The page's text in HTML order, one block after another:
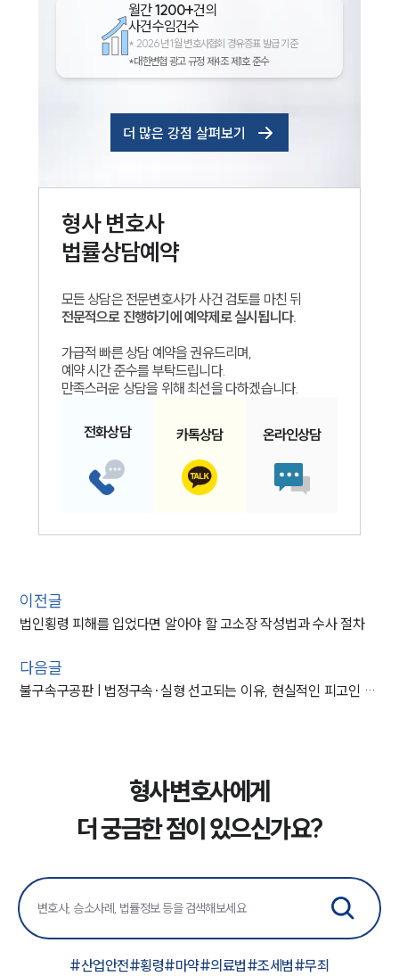
월간1200+건의
사건수임건수
* 2026년 1월 변호사협회 경유증표 발급 기준
*대한변협 광고 규정 제4조 제1호 준수
더 많은 강점 살펴보기
형사변호사
법률상담예약
모든 상담은 전문변호사가 사건 검토를 마친 뒤
전문적으로 진행하기에 예약제로 실시됩니다.
가급적 빠른 상담 예약을 권유드리며,
예약 시간 준수를 부탁드립니다.
만족스러운 상담을 위해 최선을 다하겠습니다.
전화상담 카톡상담 온라인상담
이전글
법인횡령 피해를 입었다면 알아야 할 고소장 작성법과 수사 절차
다음글
불구속구공판 | 법정구속·실형 선고되는 이유, 현실적인 피고인 대응법
형사변호사에게
더 궁금한 점이 있으신가요?
#산업안전#횡령#마약#의료법#조세범#무죄